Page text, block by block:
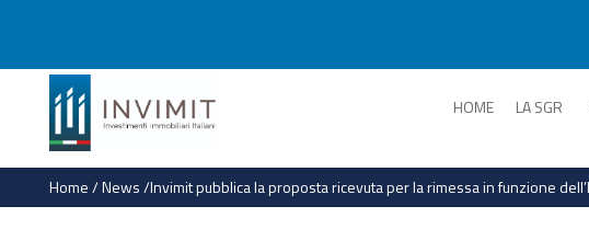
HOME LA SGR
Home/News/Invimit pubblica la proposta ricevuta per la rimessa in funzione